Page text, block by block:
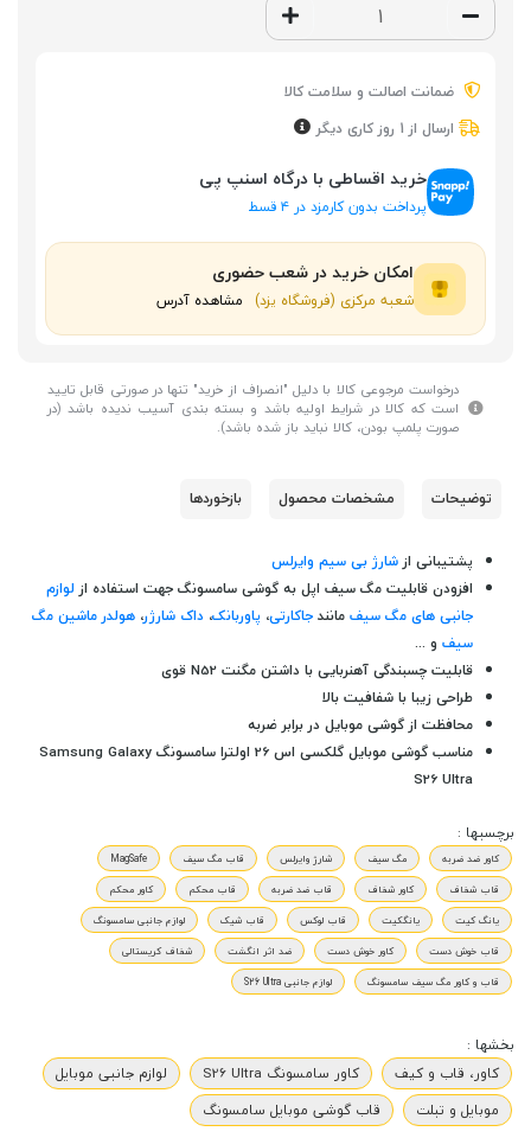
ضمانت اصالت و سلامت کالا
ارسال از 1 روز کاری دیگر
خرید اقساطی با درگاه اسنپ پی
پرداخت بدون کارمزد در ۴ قسط
امکان خرید در شعب حضوری
شعبه مرکزی (فروشگاه یزد) مشاهده آدرس
درخواست مرجوعی کالا با دلیل "انصراف از خرید" تنها در صورتی قابل تایید
است که کالا در شرایط اولیه باشد و بسته بندی آسیب ندیده باشد (در
صورت پلمپ بودن، کالا نباید باز شده باشد).
توضیحات مشخصات محصول بازخوردها
پشتیبانی ازشارژ بی سیم وایرلس
افزودن قابلیت مگ سیف اپل به گوشی سامسونگ جهت استفاده از لوازم
جانبی های مگ سیف مانندجاکارتی، پاوربانک،داک شارژر،هولدر ماشین مگ
سیف و ...
قابلیت چسبندگی آهنربایی با داشتن مگنت N52 قوی
طراحی زیبا با شفافیت بالا
محافظت از گوشی موبایل در برابر ضربه
مناسب گوشی موبایل گلکسی اس 26 اولترا سامسونگ Samsung Galaxy
S26 Ultra
برچسبها :
کاور ضد ضربه مگ سیف شارژ وایرلس قاب مگ سیف
MagSafe
قاب شفاف
کاور شفاف قاب ضد ضربه قاب محکم
کاور محکم
یانگ کیت
یانگکیت قاب لوکس قاب شیک
لوازم جانبی سامسونگ
قاب خوش دست
کاور خوش دست ضد اثر انگشت
شفاف کریستالی
قاب و کاور مگ سیف سامسونگ
لوازم جانبی S26 Ultra
بخشها :
کاور، قاب و کیف
کاور سامسونگ S26 Ultra
لوازم جانبی موبایل
موبایل و تبلت
قاب گوشی موبایل سامسونگ